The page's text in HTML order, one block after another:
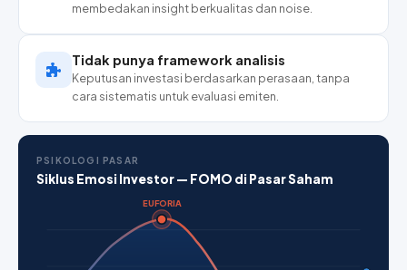
membedakan insight berkualitas dan noise.
Tidak punya framework analisis
Keputusan investasi berdasarkan perasaan, tanpa
cara sistematis untuk evaluasi emiten.
PSIKOLOGI PASAR
Siklus Emosi Investor — FOMO di Pasar Saham
EUFORIA